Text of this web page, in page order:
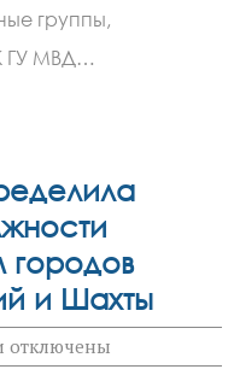
основных
схемах
вербовки
группы,
ГУ МВД…
городов
и Шахты
к
записи
отключены